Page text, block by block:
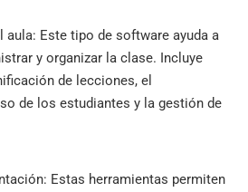
aula: Este tipo de software ayuda a
y organizar la clase. Incluye
de lecciones, el
de los estudiantes y la gestión de
Estas herramientas permiten